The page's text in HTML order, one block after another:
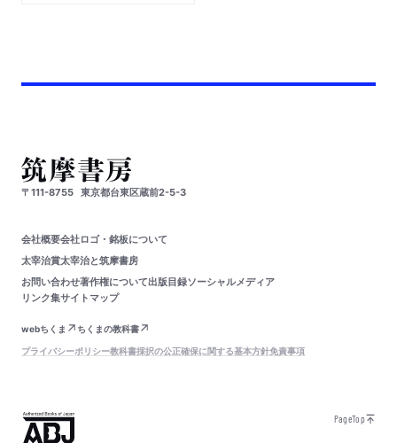
〒111-8755 東京都台東区蔵前2-5-3
会社概要会社ロゴ・銘板について
太宰治賞太宰治と筑摩書房
お問い合わせ著作権について出版目録ソーシャルメディア
リンク集サイトマップ
webちくま
ちくまの教科書
プライバシーポリシー教科書採択の公正確保に関する基本方針免責事項
PageTop